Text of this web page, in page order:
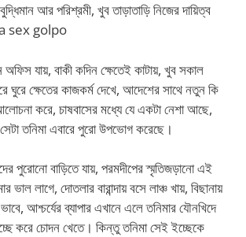
আর পরিশ্রমী, খুব তাড়াতাড়ি নিজের দায়িত্ব
sex golpo
অফিস যায়, বাকী কদিন ক্ষেতেই কাটায়, খুব সকাল
ক্ষেতের কাজকর্ম দেখে, আদেশের সাথে নতুন কি
করে, চাষবাসের মধ্যে যে একটা নেশা আছে,
তনিমা এবারে পুরো উপভোগ করেছে।
পুরোনো বাড়িতে যায়, পরমদীপের স্মৃতিজড়ানো এই
ভাল লাগে, দোতলার বারান্দায় বসে লাঞ্চ খায়, বিছানায়
আশ্চর্যের ব্যাপার এখানে এলে তনিমার যৌনখিদে
করে চোদন খেতে। কিন্তু তনিমা সেই ইচ্ছেকে